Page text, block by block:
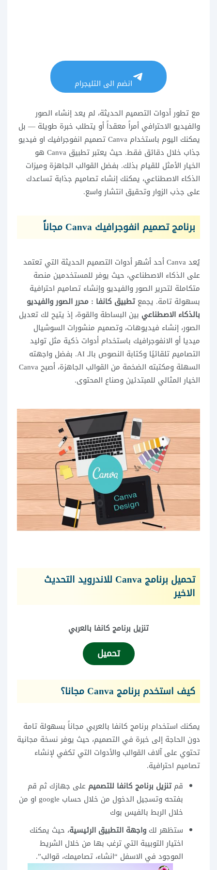
انضم الى التليجرام
مع تطور أدوات التصميم الحديثة، لم يعد إنشاء الصور
والفيديو الاحترافي أمراً معقداً أو يتطلب خبرة طويلة — بل
يمكنك اليوم باستخدام Canva تصميم انفوجرافيك او فيديو
جذاب خلال دقائق فقط. حيث يعتبر تطبيق Canva هو
الخيار الأمثل للقيام بذلك. بفضل القوالب الجاهزة وميزات
الذكاء الاصطناعي، يمكنك إنشاء تصاميم جذابة تساعدك
على جذب الزوار وتحقيق انتشار واسع.
برنامج تصميم انفوجرافيك Canva مجاناً
يُعد Canva أحد أشهر أدوات التصميم الحديثة التي تعتمد
على الذكاء الاصطناعي، حيث يوفر للمستخدمين منصة
متكاملة لتحرير الصور والفيديو وإنشاء تصاميم احترافية
بسهولة تامة. يجمع تطبيق كانفا : محرر الصور والفيديو
بالذكاء الاصطناعي بين البساطة والقوة، إذ يتيح لك تعديل
الصور، إنشاء فيديوهات، وتصميم منشورات السوشيال
ميديا أو الانفوجرافيك باستخدام أدوات ذكية مثل توليد
التصاميم تلقائيًا وكتابة النصوص بالـ AI. بفضل واجهته
السهلة ومكتبته الضخمة من القوالب الجاهزة، أصبح Canva
الخيار المثالي للمبتدئين وصناع المحتوى.
تحميل برنامج Canva للاندرويد التحديث
الاخير
تنزيل برنامج كانفا بالعربي
تحميل
كيف استخدم برنامج Canva مجانا؟
يمكنك استخدام برنامج كانفا بالعربي مجاناً بسهولة تامة
دون الحاجة إلى خبرة في التصميم، حيث يوفر نسخة مجانية
تحتوي على آلاف القوالب والأدوات التي تكفي لإنشاء
تصاميم احترافية.
قم تنزيل برنامج كانفا للتصميم على جهازك ثم قم
بفتحه وتسجيل الدخول من خلال حساب google او من
خلال الربط بالفيس بوك
ستظهر لك واجهة التطبيق الرئيسية، حيث يمكنك
اختيار التوبيبة التي ترغب بها من خلال الشريط
الموجود في الاسفل “انشاء، تصاميمك، قوالب”.